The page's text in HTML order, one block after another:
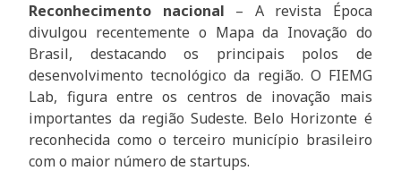
Reconhecimento nacional – A revista Época
divulgou recentemente o Mapa da Inovação do
Brasil, destacando os principais polos de
desenvolvimento tecnológico da região. O FIEMG
Lab, figura entre os centros de inovação mais
importantes da região Sudeste. Belo Horizonte é
reconhecida como o terceiro município brasileiro
com o maior número de startups.